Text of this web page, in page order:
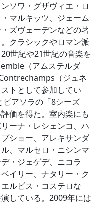
ソワ・グザヴィエ・ロ
マルキッツ、ジェーム
ズヴェーデンなどの著
クラシックやロマン派
世紀や21世紀の音楽を
（アムステルダ
（ジュネ
トとして参加してい
ピアソラの「8シーズ
価を得た。室内楽にも
ーナ・レシェンコ、ハ
ショー、アレキサンダ
、マルセロ・ニシンマ
・ジェゲデ、ニコラ
イリー、ナタリー・ク
ルビス・コステロな
している。2009年には